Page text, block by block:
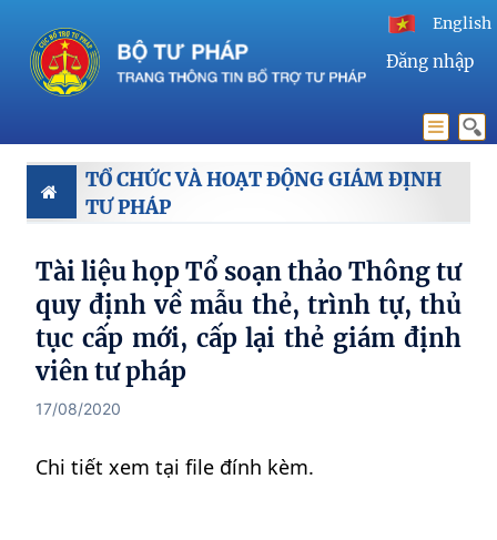
English
Đăng nhập
TỔ CHỨC VÀ HOẠT ĐỘNG GIÁM ĐỊNH
TƯ PHÁP
Tài liệu họp Tổ soạn thảo Thông tư
quy định về mẫu thẻ, trình tự, thủ
tục cấp mới, cấp lại thẻ giám định
viên tư pháp
17/08/2020
Chi tiết xem tại file đính kèm.